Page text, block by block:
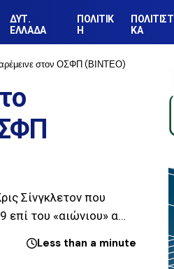
ΔΥΤ.
ΕΛΛΑΔΑ
ΠΟΛΙΤΙΚ
Η
ΠΟΛΙΤΙΣΤΙ
ΚΑ
στον ΟΣΦΠ (ΒΙΝΤΕΟ)
Σίνγκλετον που
επί του «αιώνιου» α…
Less than a minute